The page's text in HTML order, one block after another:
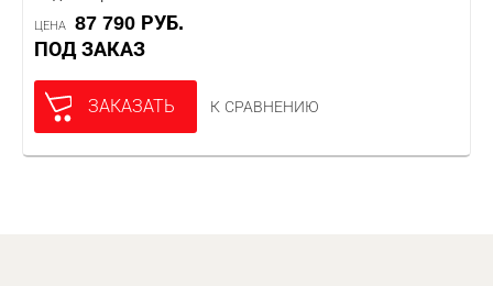
ЦЕНА
87 790 РУБ.
ПОД ЗАКАЗ
ЗАКАЗАТЬ К СРАВНЕНИЮ